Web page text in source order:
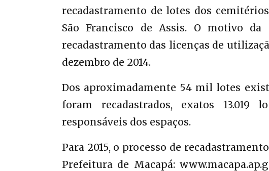
recadastramento de lotes dos
São Francisco de Assis. O motivo
recadastramento das licenças de
dezembro de 2014.
Dos aproximadamente 54 mil lotes
foram recadastrados, exatos
responsáveis dos espaços.
Para 2015, o processo de
Prefeitura de Macapá: